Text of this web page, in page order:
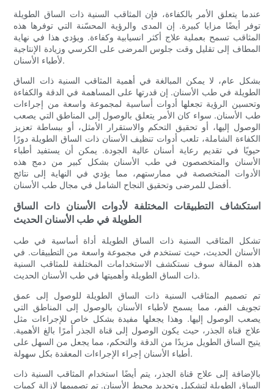
عندما يتعلق الأمر بالكفاءة، فإن المثاقب السنية ذات الساق الطويلة
توفر أيضًا مزايا كبيرة. إن المدى والرؤية المحسّنة التي توفرها هذه
المثاقب تسمح بعملية علاج أكثر انسيابية وكفاءة. ويؤدي هذا في نهاية
المطاف إلى تقليل وقت جلوس المرضى على الكرسي وزيادة الإنتاجية
لأطباء الأسنان.
بشكل عام، لا يمكن المبالغة في أهمية المثاقب السنية ذات الساق
الطويلة في طب الأسنان. إن قدرتها على المساهمة في الدقة والكفاءة
وتحسين الرؤية تجعلها أدوات أساسية لمجموعة واسعة من إجراءات
طب الأسنان. سواء كان الأمر يتعلق بالوصول إلى المناطق التي يصعب
الوصول إليها، أو تحقيق التحكم والاستقرار الأمثل، أو ببساطة تعزيز
الكفاءة الشاملة، تلعب أدوات تنظيف الأسنان ذات الساق الطويلة دورًا
حيويًا في تقديم رعاية أسنان عالية الجودة. يمكن أن يستفيد أطباء
الأسنان والمتخصصون في طب الأسنان بشكل كبير من دمج هذه
الأدوات المتخصصة في ممارستهم، مما يؤدي في النهاية إلى نتائج
أفضل للمرضى وتحقيق النجاح الشامل في مجال طب الأسنان.
استكشاف التطبيقات المختلفة لأدوات الأسنان ذات الساق
الطويلة في طب الأسنان الحديث
تشكل المثاقب السنية ذات الساق الطويلة أداة أساسية في طب
الأسنان الحديث، حيث تستخدم في مجموعة واسعة من التطبيقات. في
هذه المقالة سوف نستكشف الاستخدامات المختلفة للمثاقب السنية
ذات الساق الطويلة وأهميتها في طب الأسنان الحديث.
تم تصميم المثاقب السنية ذات الساق الطويلة للوصول إلى عمق
تجويف الفم، مما يسمح لأطباء الأسنان بالوصول إلى المناطق التي
يصعب الوصول إليها. وهذا يجعلها مفيدة بشكل خاص للإجراءات مثل
علاج قناة الجذر، حيث يكون الوصول إلى قناة الجذر أمرًا بالغ الأهمية.
يتيح الساق الطويل مزيدًا من الدقة والتحكم، مما يجعل من السهل على
أطباء الأسنان إجراء الإجراءات المعقدة بكل سهولة.
بالإضافة إلى علاج قناة الجذر، يتم أيضًا استخدام المثاقب السنية ذات
الساق الطويلة لتشكيل وتحديد محيط الأسنان. تم تصميمها لإزالة كميات